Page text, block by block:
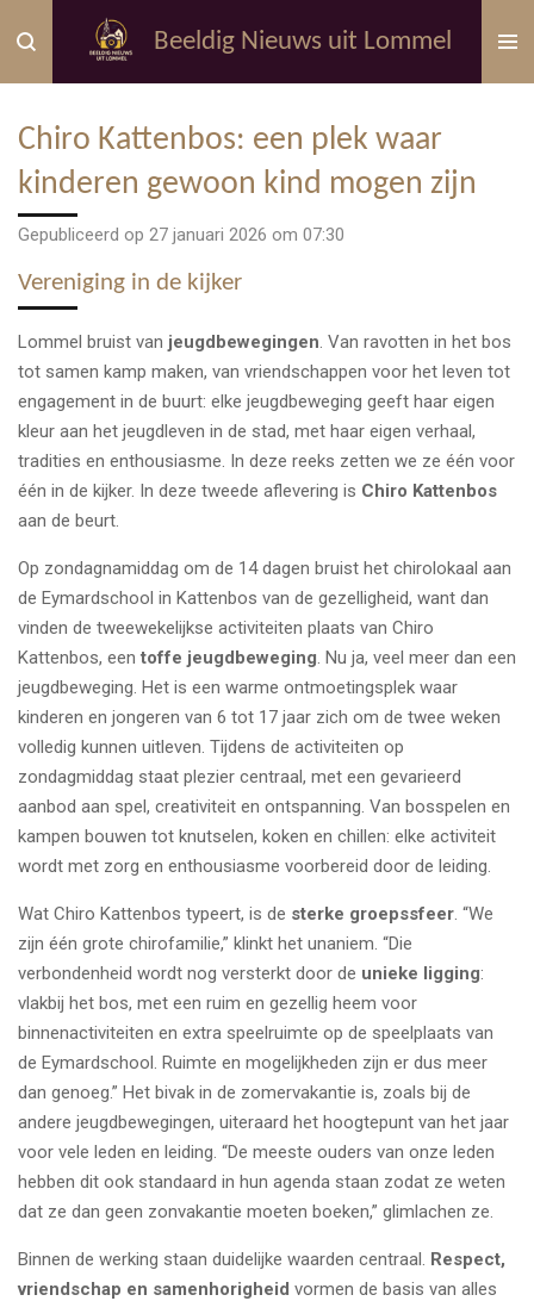
direct
naar
hoofdinhoud
Beeldig Nieuws uit Lommel
Chiro Kattenbos: een plek waar
kinderen gewoon kind mogen zijn
Gepubliceerd op 27 januari 2026 om 07:30
Vereniging in de kijker
Lommel bruist van jeugdbewegingen. Van ravotten in het bos
tot samen kamp maken, van vriendschappen voor het leven tot
engagement in de buurt: elke jeugdbeweging geeft haar eigen
kleur aan het jeugdleven in de stad, met haar eigen verhaal,
tradities en enthousiasme. In deze reeks zetten we ze één voor
één in de kijker. In deze tweede aflevering is Chiro Kattenbos
aan de beurt.
Op zondagnamiddag om de 14 dagen bruist het chirolokaal aan
de Eymardschool in Kattenbos van de gezelligheid, want dan
vinden de tweewekelijkse activiteiten plaats van Chiro
Kattenbos, een toffe jeugdbeweging. Nu ja, veel meer dan een
jeugdbeweging. Het is een warme ontmoetingsplek waar
kinderen en jongeren van 6 tot 17 jaar zich om de twee weken
volledig kunnen uitleven. Tijdens de activiteiten op
zondagmiddag staat plezier centraal, met een gevarieerd
aanbod aan spel, creativiteit en ontspanning. Van bosspelen en
kampen bouwen tot knutselen, koken en chillen: elke activiteit
wordt met zorg en enthousiasme voorbereid door de leiding.
Wat Chiro Kattenbos typeert, is de sterke groepssfeer. “We
zijn één grote chirofamilie,” klinkt het unaniem. “Die
verbondenheid wordt nog versterkt door de unieke ligging:
vlakbij het bos, met een ruim en gezellig heem voor
binnenactiviteiten en extra speelruimte op de speelplaats van
de Eymardschool. Ruimte en mogelijkheden zijn er dus meer
dan genoeg.” Het bivak in de zomervakantie is, zoals bij de
andere jeugdbewegingen, uiteraard het hoogtepunt van het jaar
voor vele leden en leiding. “De meeste ouders van onze leden
hebben dit ook standaard in hun agenda staan zodat ze weten
dat ze dan geen zonvakantie moeten boeken,” glimlachen ze.
Binnen de werking staan duidelijke waarden centraal. Respect,
vriendschap en samenhorigheid vormen de basis van alles